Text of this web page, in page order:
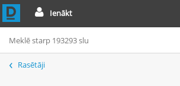
Ienākt
Rasētāji